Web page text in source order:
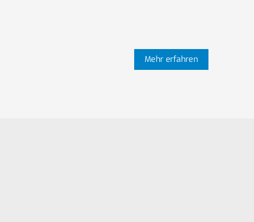
Mehr erfahren